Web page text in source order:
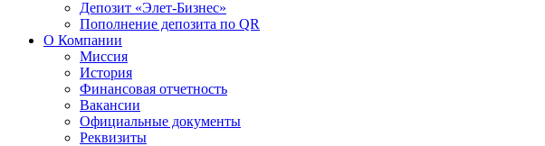
Депозит «Элет-Бизнес»
Пополнение депозита по QR
О Компании
Миссия
История
Финансовая отчетность
Вакансии
Официальные документы
Реквизиты